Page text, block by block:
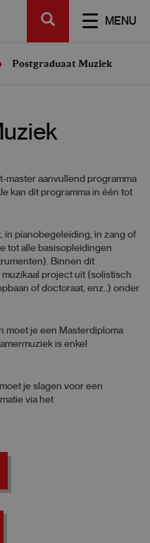
MENU
SEARCH
Postgraduaat Muziek
master aanvullend programma
kan dit programma in één tot
in pianobegeleiding, in zang of
tot alle basisopleidingen
Binnen dit
project uit (solistisch
of doctoraat, enz..) onder
moet je een Masterdiploma
is enkel
je slagen voor een
via het